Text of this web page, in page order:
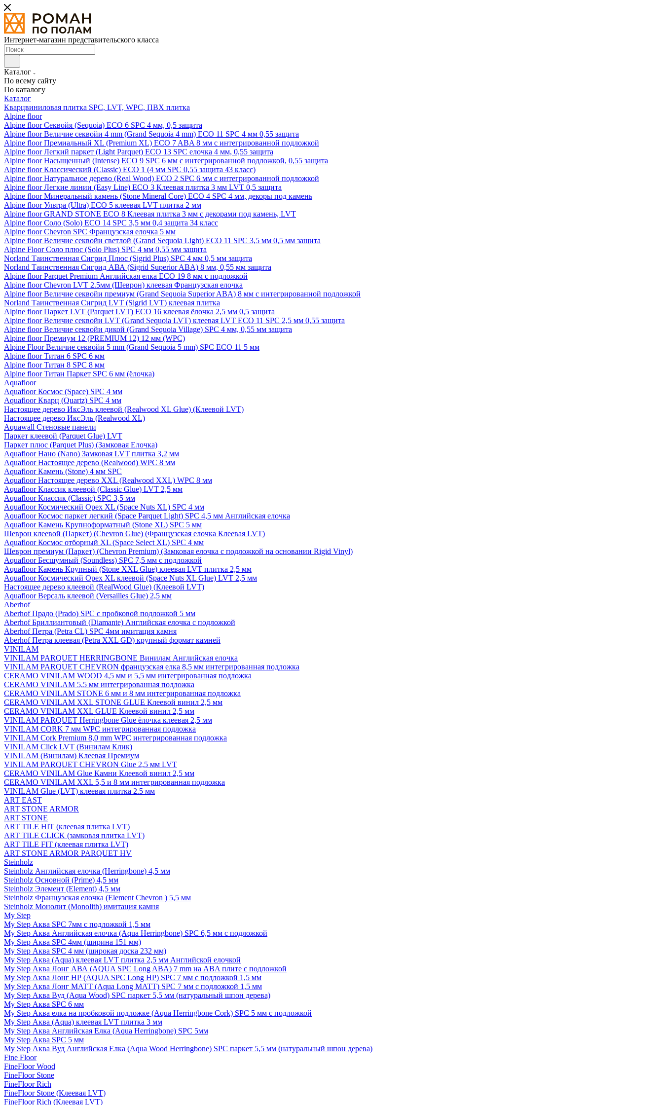
Интернет-магазин представительского класса
Каталог
По всему сайту
По каталогу
Каталог
Кварцвиниловая плитка SPC, LVT, WPC, ПВХ плитка
Alpine floor
Alpine floor Секвойя (Sequoia) ECO 6 SPC 4 мм, 0,5 защита
Alpine floor Величие секвойи 4 mm (Grand Sequoia 4 mm) ECO 11 SPC 4 мм 0,55 защита
Alpine floor Премиальный XL (Premium XL) ECO 7 ABA 8 мм с интегрированной подложкой
Alpine floor Легкий паркет (Light Parquet) ECO 13 SPC елочка 4 мм, 0,55 защита
Alpine floor Насыщенный (Intense) ECO 9 SPC 6 мм с интегрированной подложкой, 0,55 защита
Alpine floor Классический (Classic) ECO 1 (4 мм SPC 0,55 защита 43 класс)
Alpine floor Натуральное дерево (Real Wood) ECO 2 SPC 6 мм с интегрированной подложкой
Alpine floor Легкие линии (Easy Line) ECO 3 Клеевая плитка 3 мм LVT 0,5 защита
Alpine floor Минеральный камень (Stone Mineral Core) ECO 4 SPC 4 мм, декоры под камень
Alpine floor Ультра (Ultra) ECO 5 клеевая LVT плитка 2 мм
Alpine floor GRAND STONE ECO 8 Клеевая плитка 3 мм с декорами под камень, LVT
Alpine floor Соло (Solo) ECO 14 SPC 3,5 мм 0,4 защита 34 класс
Alpine floor Chevron SPC Французская елочка 5 мм
Alpine floor Величие секвойи светлой (Grand Sequoia Light) ECO 11 SPC 3,5 мм 0,5 мм защита
Alpine Floor Соло плюс (Solo Plus) SPC 4 мм 0,55 мм защита
Norland Таинственная Сигрид Плюс (Sigrid Plus) SPC 4 мм 0,5 мм защита
Norland Таинственная Сигрид АВА (Sigrid Superior ABA) 8 мм, 0,55 мм защита
Alpine floor Parquet Premium Английская елка ECO 19 8 мм с подложкой
Alpine floor Chevron LVT 2.5мм (Шеврон) клеевая Французская елочка
Alpine floor Величие секвойи премиум (Grand Sequoia Superior ABA) 8 мм с интегрированной подложкой
Norland Таинственная Сигрид LVT (Sigrid LVT) клеевая плитка
Alpine floor Паркет LVT (Parquet LVT) ECO 16 клеевая ёлочка 2,5 мм 0,5 защита
Alpine floor Величие секвойи LVT (Grand Sequoia LVT) клеевая LVT ECO 11 SPC 2,5 мм 0,55 защита
Alpine floor Величие секвойи дикой (Grand Sequoia Village) SPC 4 мм, 0,55 мм защита
Alpine floor Премиум 12 (PREMIUM 12) 12 мм (WPC)
Alpine Floor Величие секвойи 5 mm (Grand Sequoia 5 mm) SPC ECO 11 5 мм
Alpine floor Титан 6 SPC 6 мм
Alpine floor Титан 8 SPC 8 мм
Alpine floor Титан Паркет SPC 6 мм (ёлочка)
Aquafloor
Aquafloor Космос (Space) SPC 4 мм
Aquafloor Кварц (Quartz) SPC 4 мм
Настоящее дерево ИксЭль клеевой (Realwood XL Glue) (Клеевой LVT)
Настоящее дерево ИксЭль (Realwood XL)
Aquawall Стеновые панели
Паркет клеевой (Parquet Glue) LVT
Паркет плюс (Parquet Plus) (Замковая Елочка)
Aquafloor Нано (Nano) Замковая LVT плитка 3,2 мм
Aquafloor Настоящее дерево (Realwood) WPC 8 мм
Aquafloor Камень (Stone) 4 мм SPC
Aquafloor Настоящее дерево XXL (Realwood XXL) WPC 8 мм
Aquafloor Классик клеевой (Classic Glue) LVT 2,5 мм
Aquafloor Классик (Classic) SPC 3,5 мм
Aquafloor Космический Орех XL (Space Nuts XL) SPC 4 мм
Aquafloor Космос паркет легкий (Space Parquet Light) SPC 4,5 мм Английская елочка
Aquafloor Камень Крупноформатный (Stone XL) SPC 5 мм
Шеврон клеевой (Паркет) (Chevron Glue) (Французская елочка Клеевая LVT)
Aquafloor Космос отборный XL (Space Select XL) SPC 4 мм
Шеврон премиум (Паркет) (Chevron Premium) (Замковая елочка с подложкой на основании Rigid Vinyl)
Aquafloor Бесшумный (Soundless) SPC 7,5 мм с подложкой
Aquafloor Камень Крупный (Stone XXL Glue) клеевая LVT плитка 2,5 мм
Aquafloor Космический Орех XL клеевой (Space Nuts XL Glue) LVT 2,5 мм
Настоящее дерево клеевой (RealWood Glue) (Клеевой LVT)
Aquafloor Версаль клеевой (Versailles Glue) 2,5 мм
Aberhof
Aberhof Прадо (Prado) SPC с пробковой подложкой 5 мм
Aberhof Бриллиантовый (Diamante) Английская елочка с подложкой
Aberhof Петра (Petra CL) SPC 4мм имитация камня
Aberhof Петра клеевая (Petra XXL GD) крупный формат камней
VINILAM
VINILAM PARQUET HERRINGBONE Винилам Английская елочка
VINILAM PARQUET CHEVRON французская елка 8,5 мм интегрированная подложка
CERAMO VINILAM WOOD 4,5 мм и 5,5 мм интегрированная подложка
CERAMO VINILAM 5,5 мм интегрированная подложка
CERAMO VINILAM STONE 6 мм и 8 мм интегрированная подложка
CERAMO VINILAM XXL STONE GLUE Клеевой винил 2,5 мм
CERAMO VINILAM XXL GLUE Клеевой винил 2,5 мм
VINILAM PARQUET Herringbone Glue ёлочка клеевая 2,5 мм
VINILAM CORK 7 мм WPC интегрированная подложка
VINILAM Cork Premium 8,0 mm WPC интегрированная подложка
VINILAM Click LVT (Винилам Клик)
VINILAM (Винилам) Клеевая Премиум
VINILAM PARQUET CHEVRON Glue 2,5 мм LVT
CERAMO VINILAM Glue Камни Клеевой винил 2,5 мм
CERAMO VINILAM XXL 5,5 и 8 мм интегрированная подложка
VINILAM Glue (LVT) клеевая плитка 2.5 мм
ART EAST
ART STONE ARMOR
ART STONE
ART TILE HIT (клеевая плитка LVT)
ART TILE CLICK (замковая плитка LVT)
ART TILE FIT (клеевая плитка LVT)
ART STONE ARMOR PARQUET HV
Steinholz
Steinholz Английская елочка (Herringbone) 4,5 мм
Steinholz Основной (Prime) 4,5 мм
Steinholz Элемент (Element) 4,5 мм
Steinholz Французская елочка (Element Chevron ) 5,5 мм
Steinholz Монолит (Monolith) имитация камня
My Step
My Step Аква SPC 7мм c подложкой 1,5 мм
My Step Аква Английская елочка (Aqua Herringbone) SPC 6,5 мм с подложкой
My Step Аква SPC 4мм (ширина 151 мм)
My Step Аква SPC 4 мм (широкая доска 232 мм)
My Step Аква (Aqua) клеевая LVT плитка 2,5 мм Английской елочкой
My Step Аква Лонг АВА (AQUA SPC Long ABA) 7 mm на ABA плите с подложкой
My Step Аква Лонг НР (AQUA SPC Long HP) SPC 7 мм с подложкой 1,5 мм
My Step Аква Лонг MATT (Aqua Long MATT) SPC 7 мм с подложкой 1,5 мм
My Step Аква Вуд (Aqua Wood) SPC паркет 5,5 мм (натуральный шпон дерева)
My Step Аква SPC 6 мм
My Step Аква елка на пробковой подложке (Aqua Herringbone Cork) SPC 5 мм с подложкой
My Step Аква (Aqua) клеевая LVT плитка 3 мм
My Step Аква Английская Елка (Aqua Herringbone) SPC 5мм
My Step Аква SPC 5 мм
My Step Аква Вуд Английская Елка (Aqua Wood Herringbone) SPC паркет 5,5 мм (натуральный шпон дерева)
Fine Floor
FineFloor Wood
FineFloor Stone
FineFloor Rich
FineFloor Stone (Клеевая LVT)
FineFloor Rich (Клеевая LVT)